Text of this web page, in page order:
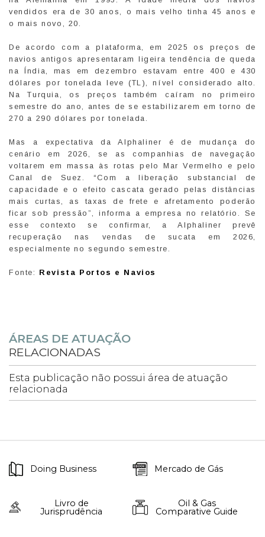
vendidos era de 30 anos, o mais velho tinha 45 anos e
o mais novo, 20.
De acordo com a plataforma, em 2025 os preços de
navios antigos apresentaram ligeira tendência de queda
na Índia, mas em dezembro estavam entre 400 e 430
dólares por tonelada leve (TL), nível considerado alto.
Na Turquia, os preços também caíram no primeiro
semestre do ano, antes de se estabilizarem em torno de
270 a 290 dólares por tonelada.
Mas a expectativa da Alphaliner é de mudança do
cenário em 2026, se as companhias de navegação
voltarem em massa às rotas pelo Mar Vermelho e pelo
Canal de Suez. “Com a liberação substancial de
capacidade e o efeito cascata gerado pelas distâncias
mais curtas, as taxas de frete e afretamento poderão
ficar sob pressão”, informa a empresa no relatório. Se
esse contexto se confirmar, a Alphaliner prevê
recuperação nas vendas de sucata em 2026,
especialmente no segundo semestre.
Fonte: Revista Portos e Navios
ÁREAS DE ATUAÇÃO
RELACIONADAS
Esta publicação não possui área de atuação
relacionada
Doing Business Mercado de Gás
Livro de
Jurisprudência
Oil & Gas
Comparative Guide